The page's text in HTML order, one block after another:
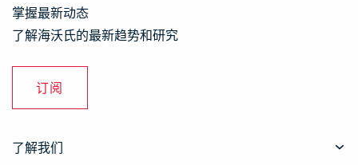
掌握最新动态
了解海沃氏的最新趋势和研究
订阅
了解我们